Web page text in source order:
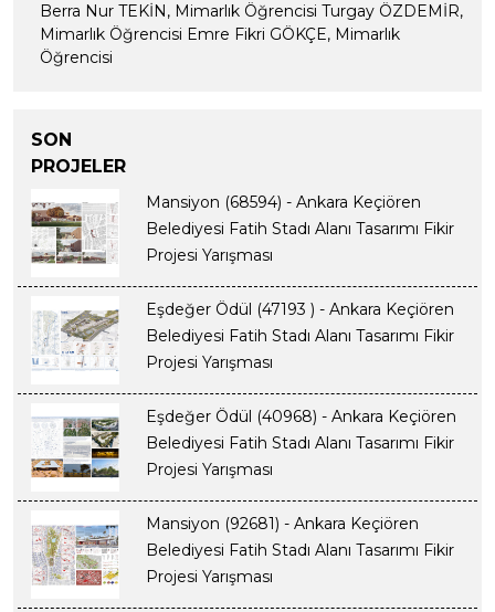
Berra Nur TEKİN, Mimarlık Öğrencisi Turgay ÖZDEMİR,
Mimarlık Öğrencisi Emre Fikri GÖKÇE, Mimarlık
Öğrencisi
SON
PROJELER
Mansiyon (68594) - Ankara Keçiören
Belediyesi Fatih Stadı Alanı Tasarımı Fikir
Projesi Yarışması
Eşdeğer Ödül (47193 ) - Ankara Keçiören
Belediyesi Fatih Stadı Alanı Tasarımı Fikir
Projesi Yarışması
Eşdeğer Ödül (40968) - Ankara Keçiören
Belediyesi Fatih Stadı Alanı Tasarımı Fikir
Projesi Yarışması
Mansiyon (92681) - Ankara Keçiören
Belediyesi Fatih Stadı Alanı Tasarımı Fikir
Projesi Yarışması